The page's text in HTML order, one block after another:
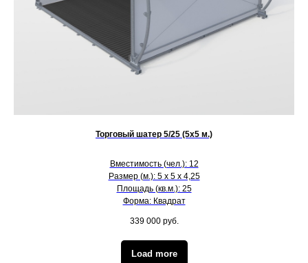
Торговый шатер 5/25 (5х5 м.)
Вместимость (чел.): 12
Размер (м.): 5 х 5 х 4,25
Площадь (кв.м.): 25
Форма: Квадрат
339 000 руб.
Load more